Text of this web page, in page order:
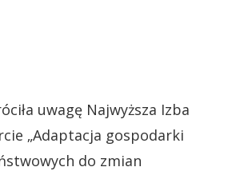
uwagę Najwyższa Izba
„Adaptacja gospodarki
do zmian